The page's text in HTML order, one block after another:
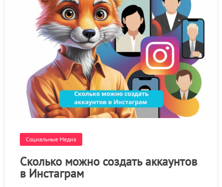
Социальные Медиа
Сколько можно создать аккаунтов
в Инстаграм